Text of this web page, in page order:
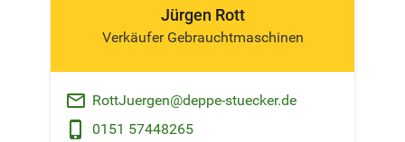
Jürgen Rott
Verkäufer Gebrauchtmaschinen
email RottJuergen@deppe-stuecker.de
phone_android 0151 57448265